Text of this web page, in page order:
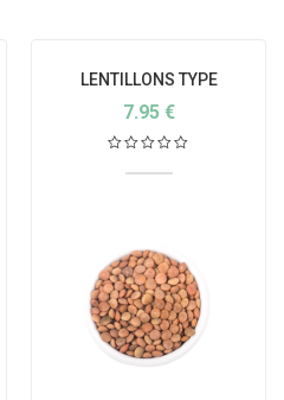
LENTILLONS TYPE
CHAMPAGNE BIO
7.95 €